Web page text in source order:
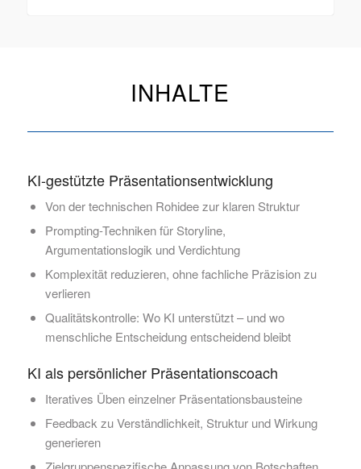
INHALTE
KI-gestützte Präsentationsentwicklung
Von der technischen Rohidee zur klaren Struktur
Prompting-Techniken für Storyline,
Argumentationslogik und Verdichtung
Komplexität reduzieren, ohne fachliche Präzision zu
verlieren
Qualitätskontrolle: Wo KI unterstützt – und wo
menschliche Entscheidung entscheidend bleibt
KI als persönlicher Präsentationscoach
Iteratives Üben einzelner Präsentationsbausteine
Feedback zu Verständlichkeit, Struktur und Wirkung
generieren